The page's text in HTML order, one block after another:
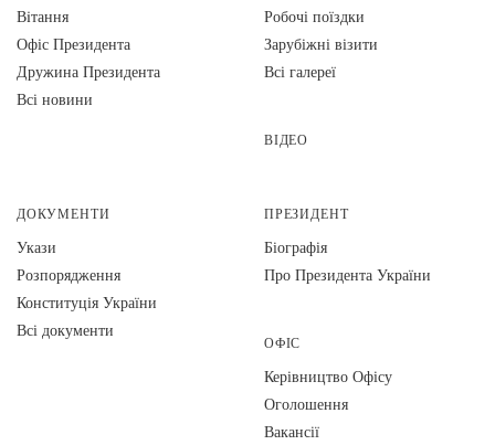
Вiтання
Офіс Президента
Дружина Президента
Всі новини
Робочі поїздки
Зарубіжні візити
Всі галереї
ВІДЕО
ДОКУМЕНТИ
Укази
Розпорядження
Конституція України
Всі документи
ПРЕЗИДЕНТ
Біографія
Про Президента України
ОФІС
Керівництво Офісу
Оголошення
Вакансії